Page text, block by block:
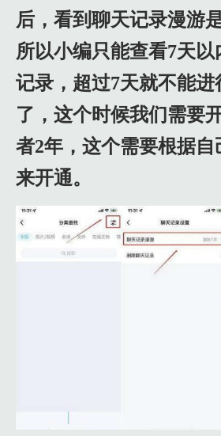
后，看到聊天记录漫游
所以小编只能查看7天
记录，超过7天就不能进
了，这个时候我们需要
者2年，这个需要根据
来开通。